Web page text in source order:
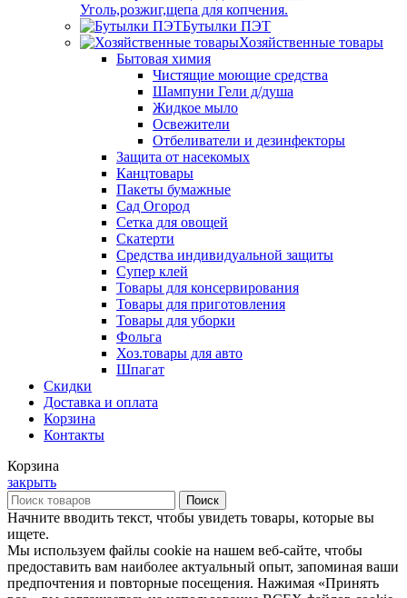
Уголь,розжиг,щепа для копчения.
Бутылки ПЭТ
Хозяйственные товары
Бытовая химия
Чистящие моющие средства
Шампуни Гели д/душа
Жидкое мыло
Освежители
Отбеливатели и дезинфекторы
Защита от насекомых
Канцтовары
Пакеты бумажные
Сад Огород
Сетка для овощей
Скатерти
Средства индивидуальной защиты
Супер клей
Товары для консервирования
Товары для приготовления
Товары для уборки
Фольга
Хоз.товары для авто
Шпагат
Скидки
Доставка и оплата
Корзина
Контакты
Корзина
закрыть
Поиск
Начните вводить текст, чтобы увидеть товары, которые вы
ищете.
Мы используем файлы cookie на нашем веб-сайте, чтобы
предоставить вам наиболее актуальный опыт, запоминая ваши
предпочтения и повторные посещения. Нажимая «Принять